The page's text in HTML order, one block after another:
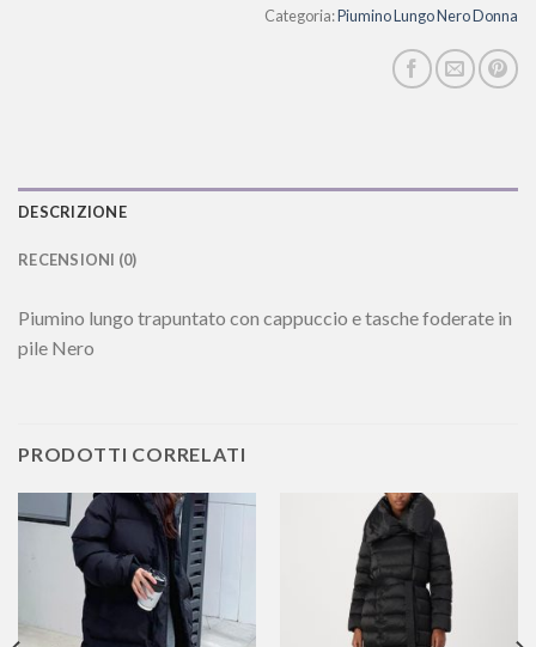
Categoria:Piumino Lungo Nero Donna
DESCRIZIONE
RECENSIONI (0)
Piumino lungo trapuntato con cappuccio e tasche foderate in
pile Nero
PRODOTTI CORRELATI